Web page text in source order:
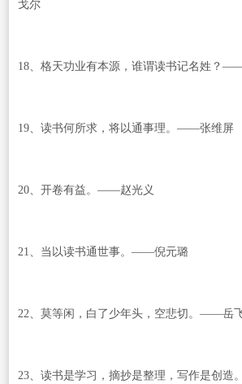
戈尔
18、格天功业有本源，谁谓读书记名姓？
19、读书何所求，将以通事理。——张维屏
20、开卷有益。——赵光义
21、当以读书通世事。——倪元璐
22、莫等闲，白了少年头，空悲切。——岳
23、读书是学习，摘抄是整理，写作是创